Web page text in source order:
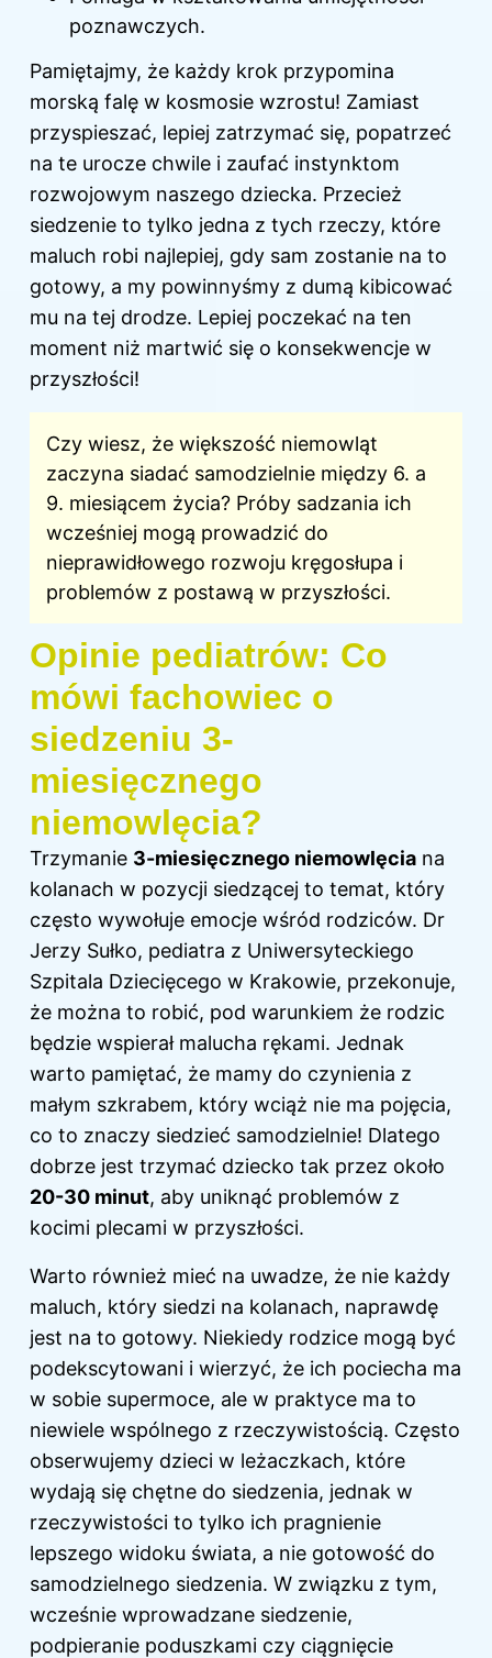
poznawczych.
Pamiętajmy, że każdy krok przypomina
morską falę w kosmosie wzrostu! Zamiast
przyspieszać, lepiej zatrzymać się, popatrzeć
na te urocze chwile i zaufać instynktom
rozwojowym naszego dziecka. Przecież
siedzenie to tylko jedna z tych rzeczy, które
maluch robi najlepiej, gdy sam zostanie na to
gotowy, a my powinnyśmy z dumą kibicować
mu na tej drodze. Lepiej poczekać na ten
moment niż martwić się o konsekwencje w
przyszłości!
Czy wiesz, że większość niemowląt
zaczyna siadać samodzielnie między 6. a
9. miesiącem życia? Próby sadzania ich
wcześniej mogą prowadzić do
nieprawidłowego rozwoju kręgosłupa i
problemów z postawą w przyszłości.
Opinie pediatrów: Co
mówi fachowiec o
siedzeniu 3-
miesięcznego
niemowlęcia?
Trzymanie 3-miesięcznego niemowlęcia na
kolanach w pozycji siedzącej to temat, który
często wywołuje emocje wśród rodziców. Dr
Jerzy Sułko, pediatra z Uniwersyteckiego
Szpitala Dziecięcego w Krakowie, przekonuje,
że można to robić, pod warunkiem że rodzic
będzie wspierał malucha rękami. Jednak
warto pamiętać, że mamy do czynienia z
małym szkrabem, który wciąż nie ma pojęcia,
co to znaczy siedzieć samodzielnie! Dlatego
dobrze jest trzymać dziecko tak przez około
20-30 minut, aby uniknąć problemów z
kocimi plecami w przyszłości.
Warto również mieć na uwadze, że nie każdy
maluch, który siedzi na kolanach, naprawdę
jest na to gotowy. Niekiedy rodzice mogą być
podekscytowani i wierzyć, że ich pociecha ma
w sobie supermoce, ale w praktyce ma to
niewiele wspólnego z rzeczywistością. Często
obserwujemy dzieci w leżaczkach, które
wydają się chętne do siedzenia, jednak w
rzeczywistości to tylko ich pragnienie
lepszego widoku świata, a nie gotowość do
samodzielnego siedzenia. W związku z tym,
wcześnie wprowadzane siedzenie,
podpieranie poduszkami czy ciągnięcie